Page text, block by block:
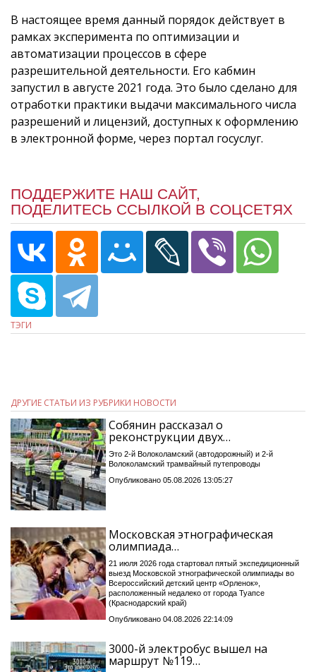
В настоящее время данный порядок действует в
рамках эксперимента по оптимизации и
автоматизации процессов в сфере
разрешительной деятельности. Его кабмин
запустил в августе 2021 года. Это было сделано для
отработки практики выдачи максимального числа
разрешений и лицензий, доступных к оформлению
в электронной форме, через портал госуслуг.
ПОДДЕРЖИТЕ НАШ САЙТ,
ПОДЕЛИТЕСЬ ССЫЛКОЙ В СОЦСЕТЯХ
ТЭГИ
ДРУГИЕ СТАТЬИ ИЗ РУБРИКИ НОВОСТИ
Собянин рассказал о
реконструкции двух…
Это 2-й Волоколамский (автодорожный) и 2-й
Волоколамский трамвайный путепроводы
Опубликовано 05.08.2026 13:05:27
Московская этнографическая
олимпиада…
21 июля 2026 года стартовал пятый экспедиционный
выезд Московской этнографической олимпиады во
Всероссийский детский центр «Орленок»,
расположенный недалеко от города Туапсе
(Краснодарский край)
Опубликовано 04.08.2026 22:14:09
3000-й электробус вышел на
маршрут №119…